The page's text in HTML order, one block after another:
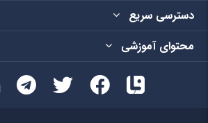
دسترسی سریع
محتوای آموزشی